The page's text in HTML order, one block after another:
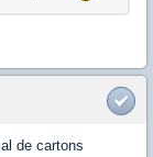
de cartons